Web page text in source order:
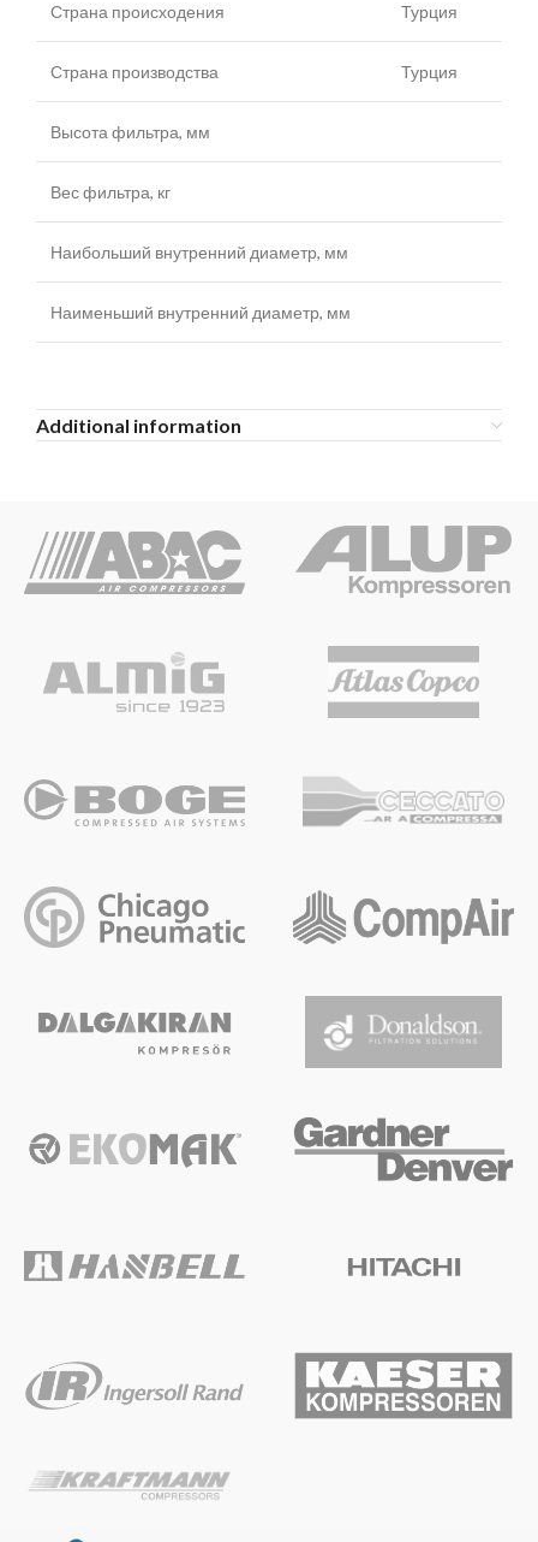
Страна происходения Турция
Страна производства Турция
Высота фильтра, мм
Вес фильтра, кг
Наибольший внутренний диаметр, мм
Наименьший внутренний диаметр, мм
Additional information